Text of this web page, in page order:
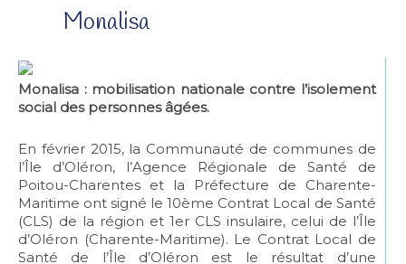
Monalisa
Monalisa : mobilisation nationale contre l’isolement
social des personnes âgées.
En février 2015, la Communauté de communes de
l’Île d’Oléron, l’Agence Régionale de Santé de
Poitou-Charentes et la Préfecture de Charente-
Maritime ont signé le 10ème Contrat Local de Santé
(CLS) de la région et 1er CLS insulaire, celui de l’Île
d’Oléron (Charente-Maritime). Le Contrat Local de
Santé de l’Île d’Oléron est le résultat d’une